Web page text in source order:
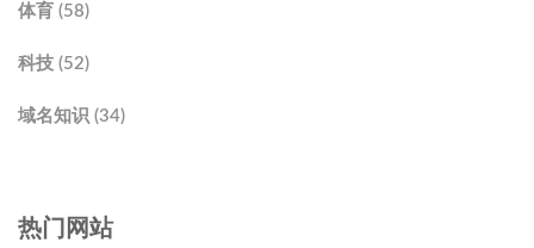
体育 (58)
科技 (52)
域名知识 (34)
热门网站